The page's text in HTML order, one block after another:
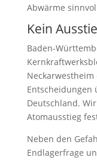
Abwärme
Kein
Baden-
Entscheidungen
Deutschland.
Atomausstieg
Neben den
Endlagerfrage